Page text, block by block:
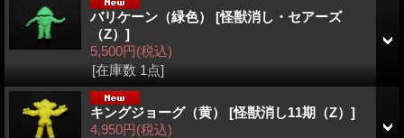
バリケーン（緑色） [怪獣消し・セアーズ
（Z）]
5,500円(税込)
[在庫数 1点]
キングジョーグ（黄） [怪獣消し11期（Z）]
4,950円(税込)